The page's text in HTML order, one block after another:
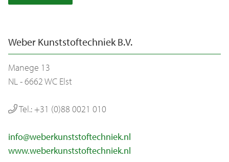
Weber Kunststoftechniek B.V.
Manege 13
NL - 6662 WC Elst
Tel.: +31 (0)88 0021 010
info@weberkunststoftechniek.nl
www.weberkunststoftechniek.nl